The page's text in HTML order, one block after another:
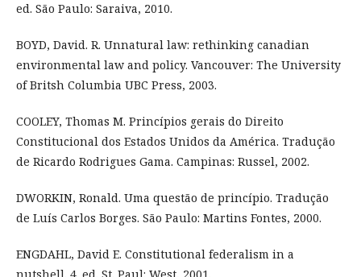
ed. São Paulo: Saraiva, 2010.
BOYD, David. R. Unnatural law: rethinking canadian
environmental law and policy. Vancouver: The University
of Britsh Columbia UBC Press, 2003.
COOLEY, Thomas M. Princípios gerais do Direito
Constitucional dos Estados Unidos da América. Tradução
de Ricardo Rodrigues Gama. Campinas: Russel, 2002.
DWORKIN, Ronald. Uma questão de princípio. Tradução
de Luís Carlos Borges. São Paulo: Martins Fontes, 2000.
ENGDAHL, David E. Constitutional federalism in a